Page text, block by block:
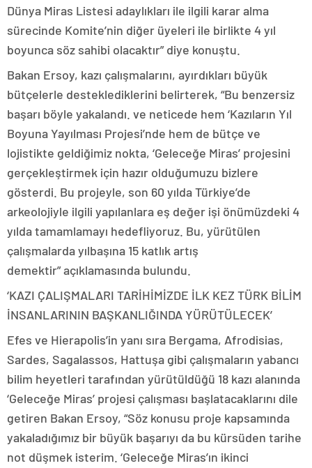
Dünya Miras Listesi adaylıkları ile ilgili karar alma
sürecinde Komite’nin diğer üyeleri ile birlikte 4 yıl
boyunca söz sahibi olacaktır” diye konuştu.
Bakan Ersoy, kazı çalışmalarını, ayırdıkları büyük
bütçelerle desteklediklerini belirterek, “Bu benzersiz
başarı böyle yakalandı. ve neticede hem ‘Kazıların Yıl
Boyuna Yayılması Projesi’nde hem de bütçe ve
lojistikte geldiğimiz nokta, ‘Geleceğe Miras’ projesini
gerçekleştirmek için hazır olduğumuzu bizlere
gösterdi. Bu projeyle, son 60 yılda Türkiye’de
arkeolojiyle ilgili yapılanlara eş değer işi önümüzdeki 4
yılda tamamlamayı hedefliyoruz. Bu, yürütülen
çalışmalarda yılbaşına 15 katlık artış
demektir” açıklamasında bulundu.
‘KAZI ÇALIŞMALARI TARİHİMİZDE İLK KEZ TÜRK BİLİM
İNSANLARININ BAŞKANLIĞINDA YÜRÜTÜLECEK’
Efes ve Hierapolis’in yanı sıra Bergama, Afrodisias,
Sardes, Sagalassos, Hattuşa gibi çalışmaların yabancı
bilim heyetleri tarafından yürütüldüğü 18 kazı alanında
‘Geleceğe Miras’ projesi çalışması başlatacaklarını dile
getiren Bakan Ersoy, “Söz konusu proje kapsamında
yakaladığımız bir büyük başarıyı da bu kürsüden tarihe
not düşmek isterim. ‘Geleceğe Miras’ın ikinci